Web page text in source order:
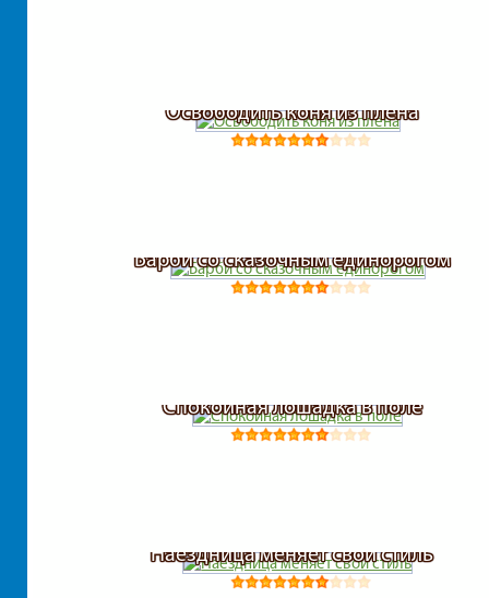
Освободить коня из плена
Барби со сказочным единорогом
Спокойная лошадка в поле
Наездница меняет свой стиль